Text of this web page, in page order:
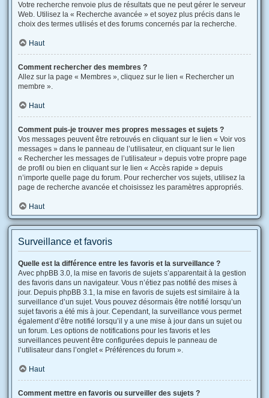
Votre recherche renvoie plus de résultats que ne peut gérer le serveur
Web. Utilisez la « Recherche avancée » et soyez plus précis dans le
choix des termes utilisés et des forums concernés par la recherche.
Haut
Comment rechercher des membres ?
Allez sur la page « Membres », cliquez sur le lien « Rechercher un
membre ».
Haut
Comment puis-je trouver mes propres messages et sujets ?
Vos messages peuvent être retrouvés en cliquant sur le lien « Voir vos
messages » dans le panneau de l’utilisateur, en cliquant sur le lien
« Rechercher les messages de l’utilisateur » depuis votre propre page
de profil ou bien en cliquant sur le lien « Accès rapide » depuis
n’importe quelle page du forum. Pour rechercher vos sujets, utilisez la
page de recherche avancée et choisissez les paramètres appropriés.
Haut
Surveillance et favoris
Quelle est la différence entre les favoris et la surveillance ?
Avec phpBB 3.0, la mise en favoris de sujets s’apparentait à la gestion
des favoris dans un navigateur. Vous n’étiez pas notifié des mises à
jour. Depuis phpBB 3.1, la mise en favoris de sujets est similaire à la
surveillance d’un sujet. Vous pouvez désormais être notifié lorsqu’un
sujet favoris a été mis à jour. Cependant, la surveillance vous permet
également d’être notifié lorsqu’il y a une mise à jour dans un sujet ou
un forum. Les options de notifications pour les favoris et les
surveillances peuvent être configurées depuis le panneau de
l’utilisateur dans l’onglet « Préférences du forum ».
Haut
Comment mettre en favoris ou surveiller des sujets ?